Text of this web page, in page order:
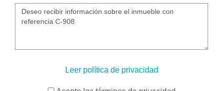
Leer política de privacidad